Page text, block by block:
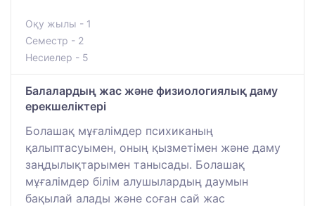
Оқу жылы - 1
Семестр - 2
Несиелер - 5
Балалардың жас және физиологиялық даму
ерекшеліктері
Болашақ мұғалімдер психиканың
қалыптасуымен, оның қызметімен және даму
заңдылықтарымен танысады. Болашақ
мұғалімдер білім алушылардың даумын
бақылай алады және соған сай жас